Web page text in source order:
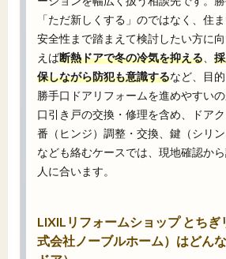
「ただ新しくする」のではなく、住
安全性まで踏まえて検討したい方に
えば断熱ドアで冬の冷気を抑える
保しながら防犯も意識するなど、目
勝手口ドアリフォームを進めやすい
口引き戸の交換・修理を含め、ドア
番（ヒンジ）調整・交換、鍵（シリ
なども絡むケースでは、現地確認か
人に合います。
LIXILリフォームショップ とちぎ
式会社ノーブルホーム）はどん